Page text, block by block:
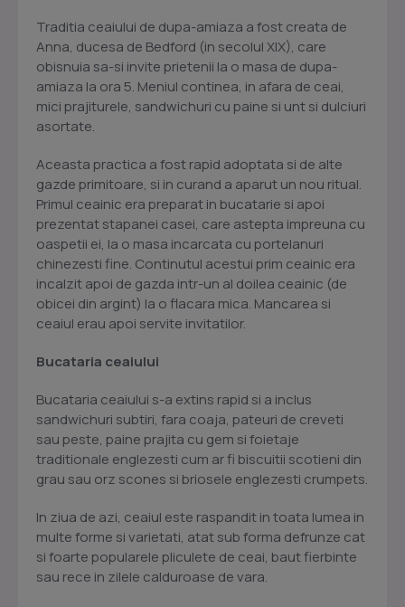
Traditia ceaiului de dupa-amiaza a fost creata de
Anna, ducesa de Bedford (in secolul XIX), care
obisnuia sa-si invite prietenii la o masa de dupa-
amiaza la ora 5. Meniul continea, in afara de ceai,
mici prajiturele, sandwichuri cu paine si unt si dulciuri
asortate.
Aceasta practica a fost rapid adoptata si de alte
gazde primitoare, si in curand a aparut un nou ritual.
Primul ceainic era preparat in bucatarie si apoi
prezentat stapanei casei, care astepta impreuna cu
oaspetii ei, la o masa incarcata cu portelanuri
chinezesti fine. Continutul acestui prim ceainic era
incalzit apoi de gazda intr-un al doilea ceainic (de
obicei din argint) la o flacara mica. Mancarea si
ceaiul erau apoi servite invitatilor.
Bucataria ceaiului
Bucataria ceaiului s-a extins rapid si a inclus
sandwichuri subtiri, fara coaja, pateuri de creveti
sau peste, paine prajita cu gem si foietaje
traditionale englezesti cum ar fi biscuitii scotieni din
grau sau orz scones si briosele englezesti crumpets.
In ziua de azi, ceaiul este raspandit in toata lumea in
multe forme si varietati, atat sub forma defrunze cat
si foarte popularele pliculete de ceai, baut fierbinte
sau rece in zilele calduroase de vara.